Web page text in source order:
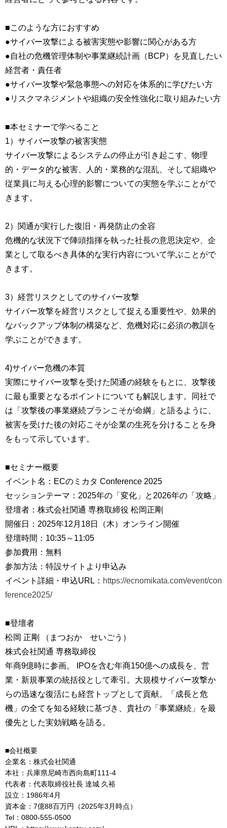
■このような方におすすめ
●サイバー攻撃による被害実態や影響に関心がある方
●自社の危機管理体制や事業継続計画（BCP）を見直したい
経営者・責任者
●サイバー攻撃や緊急事態への対応を体系的に学びたい方
●リスクマネジメントや組織の安全性強化に取り組みたい方
■本セミナーで学べること
1）サイバー攻撃の被害実態
サイバー攻撃によるシステムの停止が引き起こす、物理
的・データ的な被害、人的・業務的な混乱、そして組織や
従業員に与える心理的影響についての実態を学ぶことがで
きます。
2）関通が実行した復旧・再発防止の全容
危機的な状況下で陣頭指揮を執った社長の意思決定や、企
業として取るべき具体的な実行内容について学ぶことがで
きます。
3）経営リスクとしてのサイバー攻撃
サイバー攻撃を経営リスクとして捉える重要性や、効果的
なバックアップ体制の構築など、危機対応に必須の教訓を
学ぶことができます。
4)サイバー危機の本質
実際にサイバー攻撃を受けた関通の経験をもとに、攻撃後
に最も重要となるポイントについても解説します。同社で
は「攻撃後の事業継続プランこそが命綱」と語るように、
被害を受けた後の対応こそが企業の生死を分けることを身
をもって示しています。
■セミナー概要
イベント名：ECのミカタ Conference 2025
セッションテーマ：2025年の「変化」と2026年の「攻略」
登壇者：株式会社関通 専務取締役 松岡正剛
開催日：2025年12月18日（木）オンライン開催
登壇時間：10:35～11:05
参加費用：無料
参加方法：特設サイトより申込み
イベント詳細・申込URL： https://ecnomikata.com/event/con
ference2025/
■登壇者
松岡 正剛 （まつおか せいごう）
株式会社関通 専務取締役
年商9億時に参画。 IPOを含む年商150億への成長を、営
業・新規事業の統括役として牽引。大規模サイバー攻撃か
らの迅速な復活にも経営トップとして貢献。「成長と危
機」の全てを知る経験に基づき、貴社の「事業継続」を最
優先とした実効戦略を語る。
■会社概要
企業名：株式会社関通
本社：兵庫県尼崎市西向島町111-4
代表者：代表取締役社長 達城 久裕
設立：1986年4月
資本金：7億88百万円（2025年3月時点）
Tel：0800-555-0500